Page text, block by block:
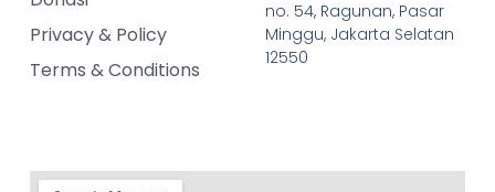
Privacy & Policy
Terms & Conditions
no. 54, Ragunan, Pasar
Minggu, Jakarta Selatan
12550